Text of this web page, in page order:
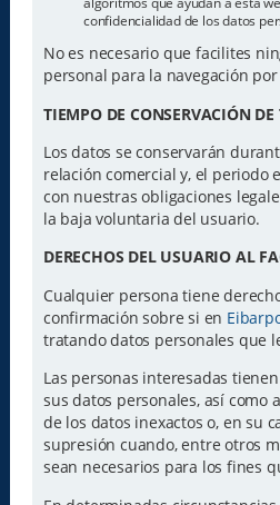
confidencialidad de los datos
No es necesario que facilites
personal para la navegación
TIEMPO DE CONSERVACIÓN DE
Los datos se conservarán
relación comercial y, el periodo
con nuestras obligaciones
la baja voluntaria del usuario.
DERECHOS DEL USUARIO AL
Cualquier persona tiene
confirmación sobre si en
tratando datos personales que
Las personas interesadas
sus datos personales, así como
de los datos inexactos o, en su
supresión cuando, entre otros
sean necesarios para los fines